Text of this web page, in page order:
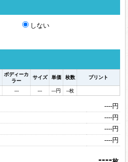
しない
ボディーカ
ラー
サイズ 単価 枚数 プリント
--- --- ---円 --枚
----円
----円
----円
----円
----